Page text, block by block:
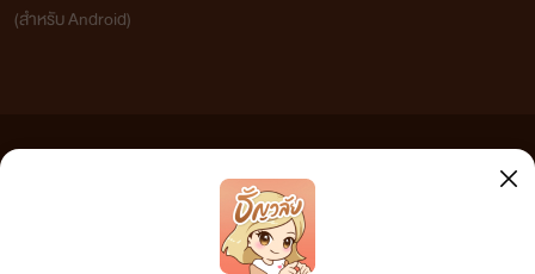
(สำหรับ Android)
เว็บไซต์แห่งนี้ไม่ได้เห็นด้วยและไม่ขอรับผิดชอบต่อข้อความใดๆ ทั้งสิ้น ดังนั้นผู้อ่านทุกท่านโปรดใช้
วิจารณญาณในการกลั่นกรองด้วยตนเอง และหากท่านพบข้อความใดๆ ที่ขัดต่อกฎหมายและศีลธรรม
กรุณาแจ้งมาที่ tunwalai@ookbee.com เพื่อทีมงานจะได้ดำเนินการในทันที ทั้งนี้ ทางเว็บไซต์ขอสงวน
ลิขสิทธิ์ตามพระราชบัญญัติลิขสิทธิ์ (ฉบับเพิ่มเติม) พ.ศ.2558